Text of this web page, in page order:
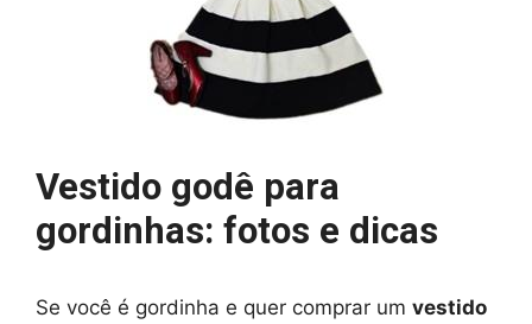
Vestido godê para
gordinhas: fotos e dicas
Se você é gordinha e quer comprar um vestido